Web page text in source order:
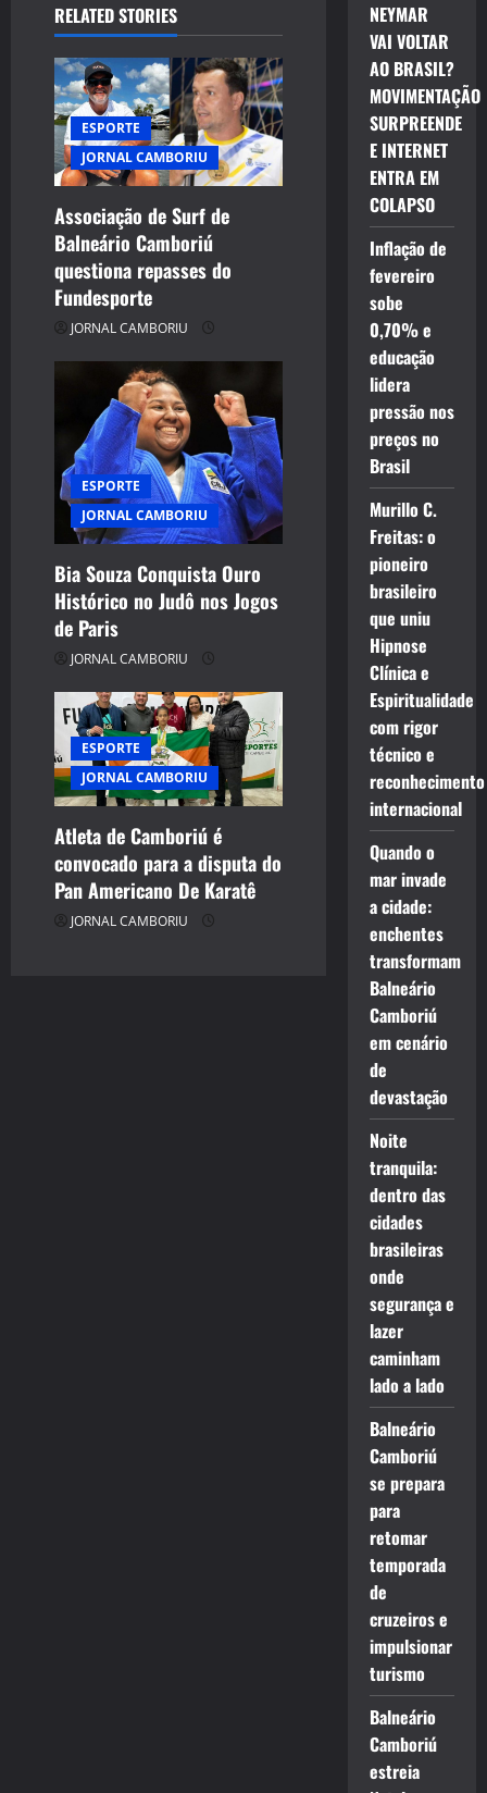
RELATED STORIES
ESPORTE
JORNAL CAMBORIU
Associação de Surf de
Balneário Camboriú
questiona repasses do
Fundesporte
JORNAL CAMBORIU
ESPORTE
JORNAL CAMBORIU
Bia Souza Conquista Ouro
Histórico no Judô nos Jogos
de Paris
JORNAL CAMBORIU
ESPORTE
JORNAL CAMBORIU
Atleta de Camboriú é
convocado para a disputa do
Pan Americano De Karatê
JORNAL CAMBORIU
NEYMAR
VAI VOLTAR
AO BRASIL?
MOVIMENTAÇÃO
SURPREENDE
E INTERNET
ENTRA EM
COLAPSO
Inflação de
fevereiro
sobe
0,70% e
educação
lidera
pressão nos
preços no
Brasil
Murillo C.
Freitas: o
pioneiro
brasileiro
que uniu
Hipnose
Clínica e
Espiritualidade
com rigor
técnico e
reconhecimento
internacional
Quando o
mar invade
a cidade:
enchentes
transformam
Balneário
Camboriú
em cenário
de
devastação
Noite
tranquila:
dentro das
cidades
brasileiras
onde
segurança e
lazer
caminham
lado a lado
Balneário
Camboriú
se prepara
para
retomar
temporada
de
cruzeiros e
impulsionar
turismo
Balneário
Camboriú
estreia